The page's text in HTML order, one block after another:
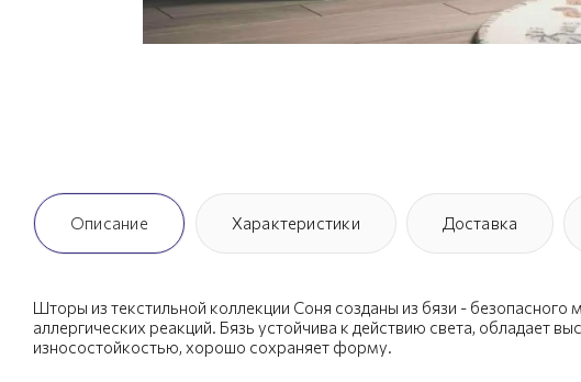
Описание Характеристики Доставка
Шторы из текстильной коллекции Соня созданы из бязи - безопасного
аллергических реакций. Бязь устойчива к действию света, обладает
износостойкостью, хорошо сохраняет форму.